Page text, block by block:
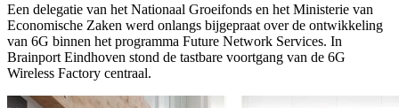
Een delegatie van het Nationaal Groeifonds en het Ministerie van
Economische Zaken werd onlangs bijgepraat over de ontwikkeling
van 6G binnen het programma Future Network Services. In
Brainport Eindhoven stond de tastbare voortgang van de 6G
Wireless Factory centraal.